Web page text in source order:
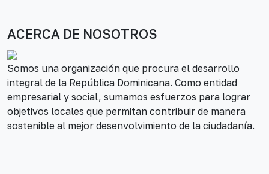
ACERCA DE NOSOTROS
Somos una organización que procura el desarrollo
integral de la República Dominicana. Como entidad
empresarial y social, sumamos esfuerzos para lograr
objetivos locales que permitan contribuir de manera
sostenible al mejor desenvolvimiento de la ciudadanía.